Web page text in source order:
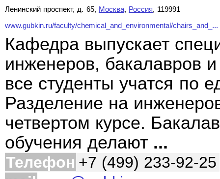
Ленинский проспект, д. 65, Москва, Россия, 119991
www.gubkin.ru/faculty/chemical_and_environmental/chairs_and_...
Кафедра выпускает
инженеров, бакалавров
все студенты учатся по
Разделение на
четвертом курсе.
обучения делают ...
Телефон +7 (499) 233-92-25